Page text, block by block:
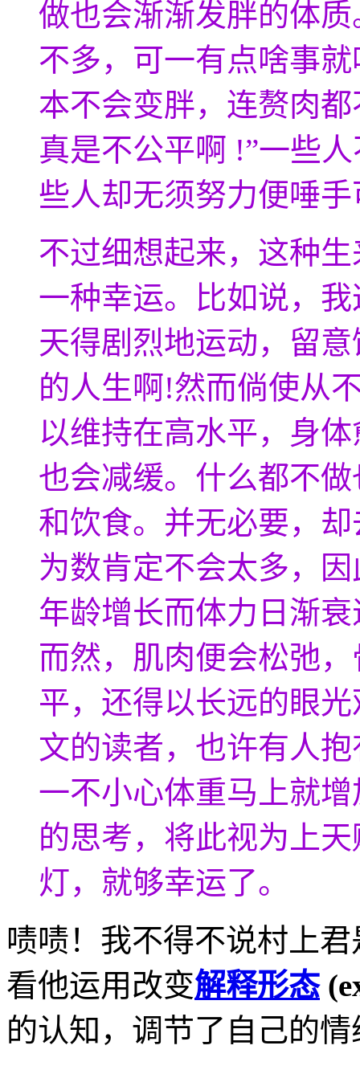
做也会渐渐发胖的体
不多，可一有点啥事
本不会变胖，连赘肉
真是不公平啊 !”一些
些人却无须努力便唾
不过细想起来，这种
一种幸运。比如说，
天得剧烈地运动，留
的人生啊!然而倘使从
以维持在高水平，身
也会减缓。什么都不
和饮食。并无必要，
为数肯定不会太多，
年龄增长而体力日渐
而然，肌肉便会松弛
平，还得以长远的眼
文的读者，也许有人
一不小心体重马上就
的思考，将此视为上
灯，就够幸运了。
啧啧！我不得不说村上
看他运用改变解释形态
的认知，调节了自己的